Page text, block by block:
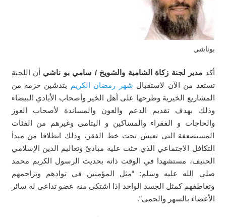
بوناشي
أكد مدير لجنة زكاة الشامية والشويخ / سامي بو ناشي أن اللجنة
تستعد من الآن لاستقبال شهر رمضان الكريم بتدشين حزمة من
المشاريع الخيرية وطرحها على أهل الخير وأصحاب الأيادي البيضاء
وذلك بهدف تقديم الدعم والعون والمساندة لأصحاب العوز
والحاجات و الفقراء والمساكين و اليتامى وغيرهم من الفئات
المستضعفة التي تعيش تحت خط الفقر، وذلك انطلاقا من مبدأ
التكافل الاجتماعي الذي حثت عليه مبادئ وتعاليم الدين الإسلامي
الحنيف، مستشهدا في الوقت ذاته بحديث الرسول الكريم محمد
صلى الله عليه وسلم: “مثل المؤمنين في توادهم وتراحمهم
وتعاطفهم كمثل الجسد الواحد إذا اشتكى منه عضو تداعى له سائر
الأعضاء بالسهر والحمى”.